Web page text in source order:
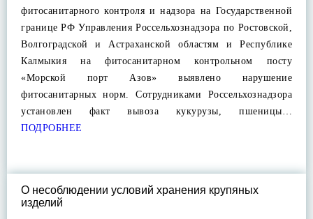
фитосанитарного контроля и надзора на Государственной
границе РФ Управления Россельхознадзора по Ростовской,
Волгоградской и Астраханской областям и Республике
Калмыкия на фитосанитарном контрольном посту
«Морской порт Азов» выявлено нарушение
фитосанитарных норм. Сотрудниками Россельхознадзора
установлен факт вывоза кукурузы, пшеницы…
ПОДРОБНЕЕ
О несоблюдении условий хранения крупяных
изделий